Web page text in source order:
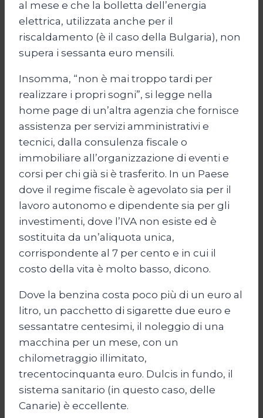
al mese e che la bolletta dell’energia
elettrica, utilizzata anche per il
riscaldamento (è il caso della Bulgaria), non
supera i sessanta euro mensili.
Insomma, “non è mai troppo tardi per
realizzare i propri sogni”, si legge nella
home page di un’altra agenzia che fornisce
assistenza per servizi amministrativi e
tecnici, dalla consulenza fiscale o
immobiliare all’organizzazione di eventi e
corsi per chi già si è trasferito. In un Paese
dove il regime fiscale è agevolato sia per il
lavoro autonomo e dipendente sia per gli
investimenti, dove l’IVA non esiste ed è
sostituita da un’aliquota unica,
corrispondente al 7 per cento e in cui il
costo della vita è molto basso, dicono.
Dove la benzina costa poco più di un euro al
litro, un pacchetto di sigarette due euro e
sessantatre centesimi, il noleggio di una
macchina per un mese, con un
chilometraggio illimitato,
trecentocinquanta euro. Dulcis in fundo, il
sistema sanitario (in questo caso, delle
Canarie) è eccellente.